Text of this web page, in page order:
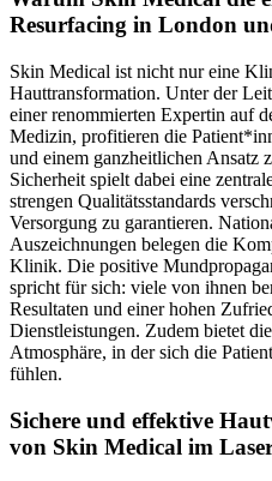
Resurfacing in London
Skin Medical ist nicht nur eine
Hauttransformation. Unter der
einer renommierten Expertin auf
Medizin, profitieren die
und einem ganzheitlichen Ansatz
Sicherheit spielt dabei eine
strengen Qualitätsstandards
Versorgung zu garantieren.
Auszeichnungen belegen die
Klinik. Die positive
spricht für sich: viele von ihnen
Resultaten und einer hohen
Dienstleistungen. Zudem bietet
Atmosphäre, in der sich die
fühlen.
Sichere und effektive
von Skin Medical im